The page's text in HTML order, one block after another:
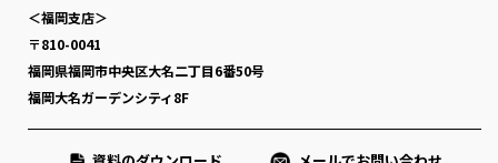
＜福岡支店＞
〒810-0041
福岡県福岡市中央区大名二丁目6番50号
福岡大名ガーデンシティ8F